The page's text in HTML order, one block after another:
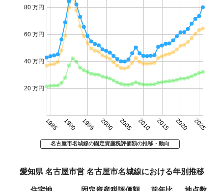
1985 1990 1995 2000 2005 2010 2015 2020 2025
20 万円
40 万円
60 万円
80 万円
名古屋市名城線の固定資産税評価額の推移・動向
愛知県 名古屋市営 名古屋市名城線における年別推移